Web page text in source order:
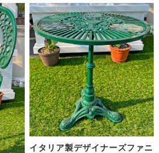
イタリア製デザイナーズファニ